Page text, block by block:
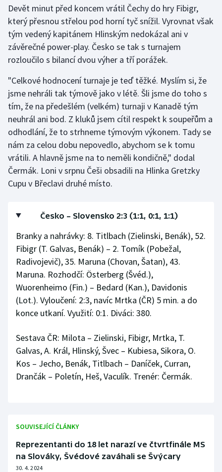
Devět minut před koncem vrátil Čechy do hry Fibigr,
který přesnou střelou pod horní tyč snížil. Vyrovnat však
tým vedený kapitánem Hlinským nedokázal ani v
závěrečné power-play. Česko se tak s turnajem
rozloučilo s bilancí dvou výher a tří porážek.
"Celkové hodnocení turnaje je teď těžké. Myslím si, že
jsme nehráli tak týmově jako v létě. Šli jsme do toho s
tím, že na předešlém (velkém) turnaji v Kanadě tým
neuhrál ani bod. Z kluků jsem cítil respekt k soupeřům a
odhodlání, že to strhneme týmovým výkonem. Tady se
nám za celou dobu nepovedlo, abychom se k tomu
vrátili. A hlavně jsme na to neměli kondičně," dodal
Čermák. Loni v srpnu Češi obsadili na Hlinka Gretzky
Cupu v Břeclavi druhé místo.
Česko – Slovensko 2:3 (1:1, 0:1, 1:1)
Branky a nahrávky: 8. Titlbach (Zielinski, Benák), 52.
Fibigr (T. Galvas, Benák) – 2. Tomík (Pobežal,
Radivojevič), 35. Maruna (Chovan, Šatan), 43.
Maruna. Rozhodčí: Österberg (Švéd.),
Wuorenheimo (Fin.) – Bedard (Kan.), Davidonis
(Lot.). Vyloučení: 2:3, navíc Mrtka (ČR) 5 min. a do
konce utkaní. Využití: 0:1. Diváci: 380.
Sestava ČR: Milota – Zielinski, Fibigr, Mrtka, T.
Galvas, A. Král, Hlinský, Švec – Kubiesa, Sikora, O.
Kos – Jecho, Benák, Titlbach – Daníček, Curran,
Drančák – Poletín, Heš, Vaculík. Trenér: Čermák.
SOUVISEJÍCÍ ČLÁNKY
Reprezentanti do 18 let narazí ve čtvrtfinále MS
na Slováky, Švédové zaváhali se Švýcary
30. 4. 2024